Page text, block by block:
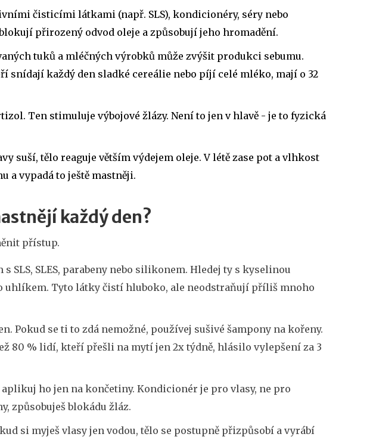
čisticími látkami (např. SLS), kondicionéry, séry nebo
přirozený odvod oleje a způsobují jeho hromadění.
tuků a mléčných výrobků může zvýšit produkci sebumu.
snídají každý den sladké cereálie nebo píjí celé mléko, mají o 32
Ten stimuluje výbojové žlázy. Není to jen v hlavě - je to fyzická
suší, tělo reaguje větším výdejem oleje. V létě zase pot a vlhkost
a vypadá to ještě mastněji.
každý den?
přístup.
SLS, SLES, parabeny nebo silikonem. Hledej ty s kyselinou
Tyto látky čistí hluboko, ale neodstraňují příliš mnoho
Pokud se ti to zdá nemožné, používej sušivé šampony na kořeny.
80 % lidí, kteří přešli na mytí jen 2x týdně, hlásilo vylepšení za 3
ho jen na končetiny. Kondicionér je pro vlasy, ne pro
způsobuješ blokádu žláz.
si myješ vlasy jen vodou, tělo se postupně přizpůsobí a vyrábí